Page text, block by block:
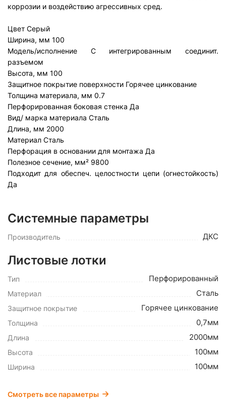
коррозии и воздействию агрессивных сред.
Цвет Серый
Ширина, мм 100
Модель/исполнение
С интегрированным соединит.
разъемом
Высота, мм 100
Защитное покрытие поверхности Горячее цинкование
Толщина материала, мм 0.7
Перфорированная боковая стенка Да
Вид/ марка материала Сталь
Длина, мм 2000
Материал Сталь
Перфорация в основании для монтажа Да
Полезное сечение, мм² 9800
Подходит для обеспеч. целостности цепи (огнестойкость)
Да
Системные параметры
Производитель ДКС
Листовые лотки
Тип Перфорированный
Материал Сталь
Защитное покрытие Горячее цинкование
Толщина 0,7мм
Длина 2000мм
Высота 100мм
Ширина 100мм
Смотреть все параметры